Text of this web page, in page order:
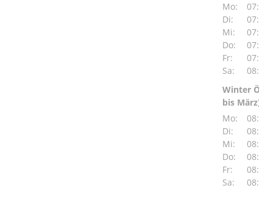
Mo:
Di:
Mi:
Do:
Fr:
Sa:
Winter
bis
Mo:
Di:
Mi:
Do:
Fr:
Sa: